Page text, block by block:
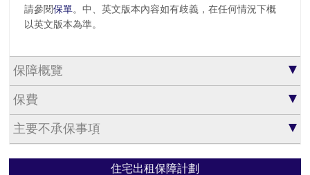
請參閱保單。中、英文版本內容如有歧義，在任何情況下概
以英文版本為準。
保障概覽
保費
主要不承保事項
住宅出租保障計劃